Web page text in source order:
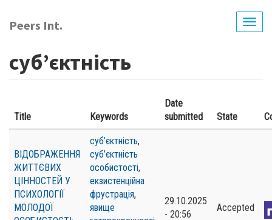
main
Peers Int.
суб’єктність
Title Keywords
Date
submitted
State
ВІДОБРАЖЕННЯ
ЖИТТЄВИХ
ЦІННОСТЕЙ У
ПСИХОЛОГІЇ
МОЛОДОЇ
суб’єктність,
суб’єктність
особистості,
екзистенційна
фрустрація,
явище
29.10.2025
- 20:56
Accepted